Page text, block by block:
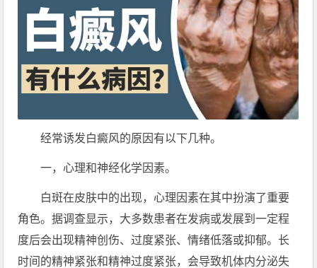
经常诱发白癜风的原因有以下几种。
一，心理和神经化学因素。
白斑在皮肤中的出现，心理因素在其中扮演了重要
角色。据调查显示，大多数患者在发病或发展到一定程
度后会出现精神创伤、过度紧张、情绪低落或抑郁。长
时间的精神紧张和精神过度紧张，会导致机体内分泌失